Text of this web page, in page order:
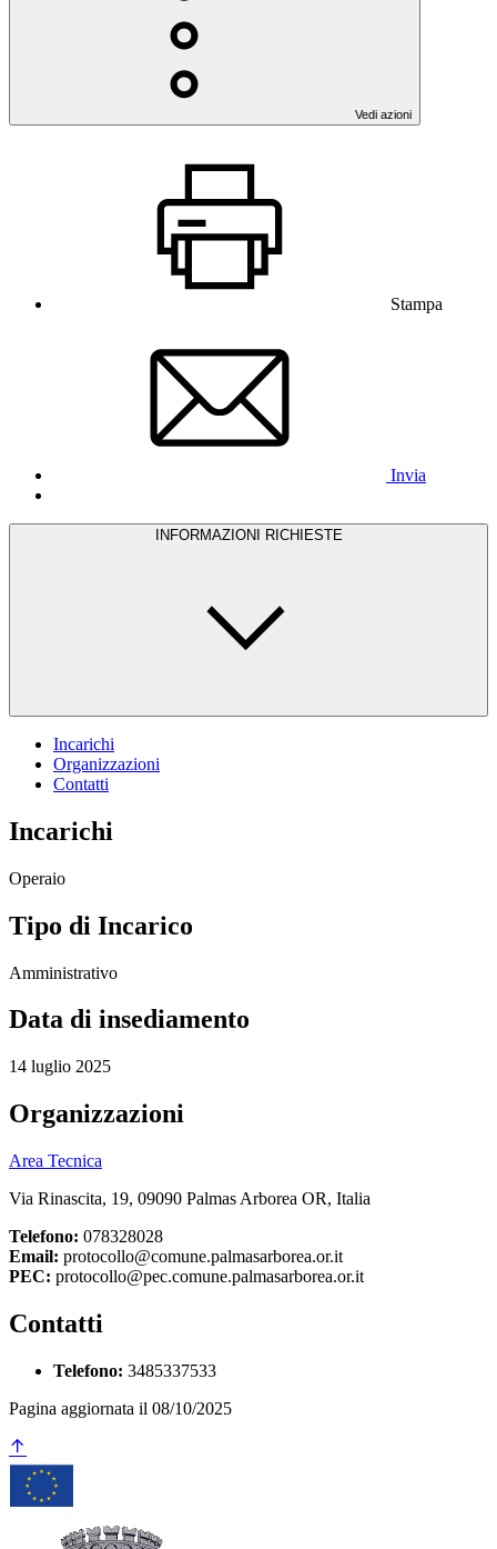
Vedi azioni
Stampa
Invia
INFORMAZIONI RICHIESTE
Incarichi
Organizzazioni
Contatti
Incarichi
Operaio
Tipo di Incarico
Amministrativo
Data di insediamento
14 luglio 2025
Organizzazioni
Area Tecnica
Via Rinascita, 19, 09090 Palmas Arborea OR, Italia
Telefono: 078328028
Email: protocollo@comune.palmasarborea.or.it
PEC: protocollo@pec.comune.palmasarborea.or.it
Contatti
Telefono: 3485337533
Pagina aggiornata il 08/10/2025